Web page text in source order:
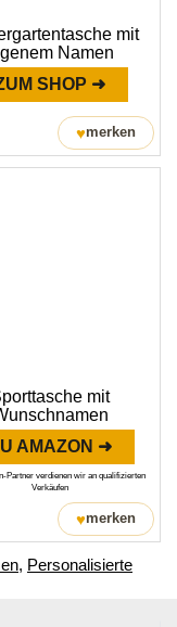
mit
Namen
SHOP ➜
♥merken
mit
AMAZON ➜
Partner verdienen wir an qualifizierten
Verkäufen
♥merken
, Personalisierte